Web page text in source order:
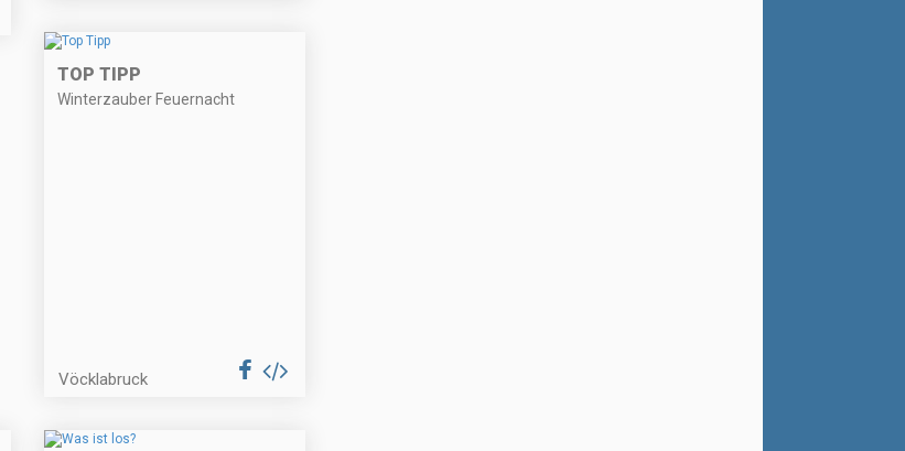
TOP TIPP
Winterzauber Feuernacht
Vöcklabruck